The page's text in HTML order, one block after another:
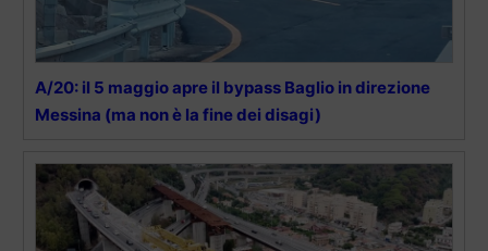
A/20: il 5 maggio apre il bypass Baglio in direzione
Messina (ma non è la fine dei disagi)